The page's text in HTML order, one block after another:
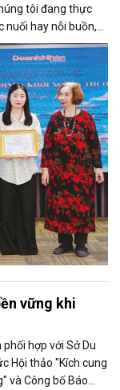
tôi đang thực
nuối hay nỗi buồn,
Nhân Sài Gòn, tôi
điều tưởng như
làm nghề. Và có
vững khi
hợp với Sở Du
Hội thảo "Kích cung
và Công bố Báo